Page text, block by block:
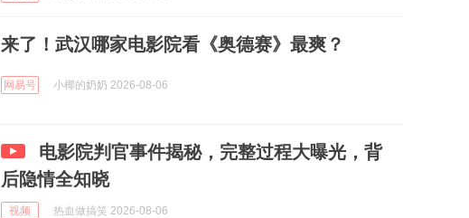
来了！武汉哪家电影院看《奥德赛》最爽？
网易号 小椰的奶奶 2026-08-06
电影院判官事件揭秘，完整过程大曝光，背
后隐情全知晓
视频 热血做搞笑 2026-08-06